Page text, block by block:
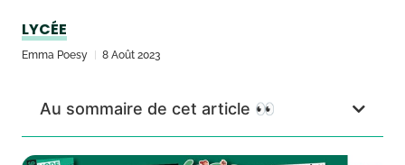
LYCÉE
Emma Poesy 8 Août 2023
Au sommaire de cet article 👀